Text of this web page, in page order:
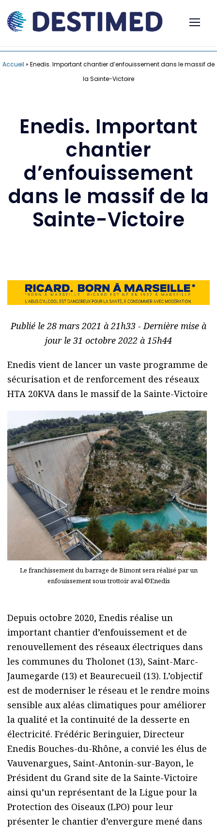
Accueil » Enedis. Important chantier d’enfouissement dans le massif de
la Sainte-Victoire
Enedis. Important
chantier
d’enfouissement
dans le massif de la
Sainte-Victoire
Publié le 28 mars 2021 à 21h33 - Dernière mise à
jour le 31 octobre 2022 à 15h44
Enedis vient de lancer un vaste programme de
sécurisation et de renforcement des réseaux
HTA 20KVA dans le massif de la Sainte-Victoire
Le franchissement du barrage de Bimont sera réalisé par un
enfouissement sous trottoir aval ©Enedis
Depuis octobre 2020, Enedis réalise un
important chantier d’enfouissement et de
renouvellement des réseaux électriques dans
les communes du Tholonet (13), Saint-Marc-
Jaumegarde (13) et Beaurecueil (13). L’objectif
est de moderniser le réseau et le rendre moins
sensible aux aléas climatiques pour améliorer
la qualité et la continuité de la desserte en
électricité. Frédéric Beringuier, Directeur
Enedis Bouches-du-Rhône, a convié les élus de
Vauvenargues, Saint-Antonin-sur-Bayon, le
Président du Grand site de la Sainte-Victoire
ainsi qu’un représentant de la Ligue pour la
Protection des Oiseaux (LPO) pour leur
présenter le chantier d’envergure mené dans